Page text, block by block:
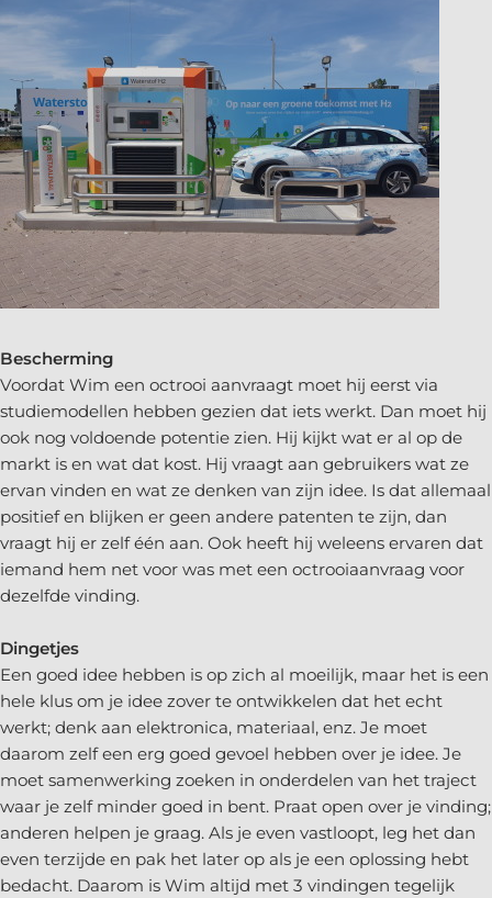
Bescherming
Voordat Wim een octrooi aanvraagt moet hij eerst via
studiemodellen hebben gezien dat iets werkt. Dan moet hij
ook nog voldoende potentie zien. Hij kijkt wat er al op de
markt is en wat dat kost. Hij vraagt aan gebruikers wat ze
ervan vinden en wat ze denken van zijn idee. Is dat allemaal
positief en blijken er geen andere patenten te zijn, dan
vraagt hij er zelf één aan. Ook heeft hij weleens ervaren dat
iemand hem net voor was met een octrooiaanvraag voor
dezelfde vinding.
Dingetjes
Een goed idee hebben is op zich al moeilijk, maar het is een
hele klus om je idee zover te ontwikkelen dat het echt
werkt; denk aan elektronica, materiaal, enz. Je moet
daarom zelf een erg goed gevoel hebben over je idee. Je
moet samenwerking zoeken in onderdelen van het traject
waar je zelf minder goed in bent. Praat open over je vinding;
anderen helpen je graag. Als je even vastloopt, leg het dan
even terzijde en pak het later op als je een oplossing hebt
bedacht. Daarom is Wim altijd met 3 vindingen tegelijk